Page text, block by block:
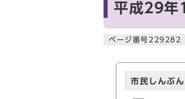
平成29年
ページ番号229282
市民しんぶ